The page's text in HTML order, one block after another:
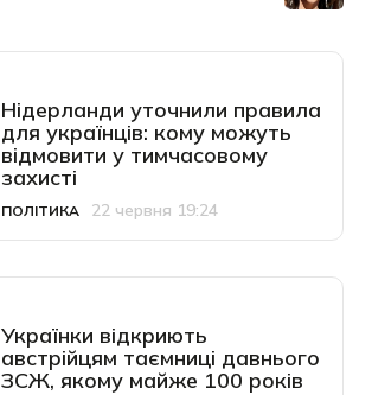
Нідерланди уточнили правила
для українців: кому можуть
відмовити у тимчасовому
захисті
Категорія
ПОЛІТИКА
Дата публікації
22 червня 19:24
Українки відкриють
австрійцям таємниці давнього
ЗСЖ, якому майже 100 років